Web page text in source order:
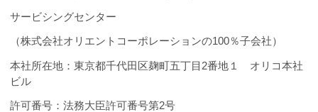
サービシングセンター
（株式会社オリエントコーポレーションの100％子会社）
本社所在地：東京都千代田区麹町五丁目 2番地１ オリコ本社
ビル
許可番号：法務大臣許可番号第2号